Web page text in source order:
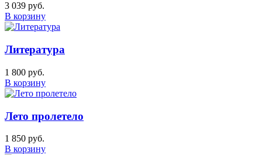
3 039 руб.
В корзину
Литература
1 800 руб.
В корзину
Лето пролетело
1 850 руб.
В корзину